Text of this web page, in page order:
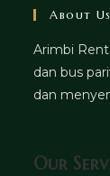
About Us
Arimbi
dan bus
dan
Our